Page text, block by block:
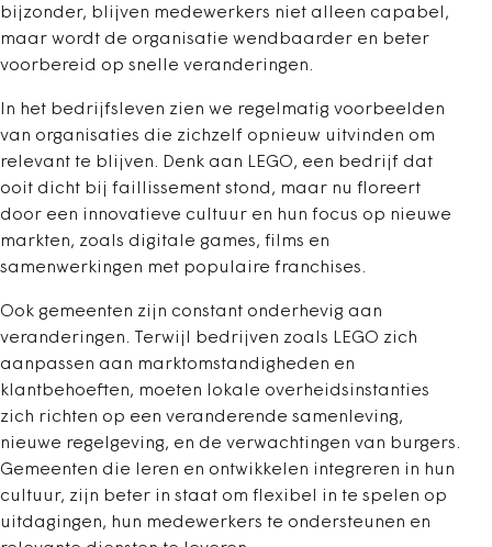
bijzonder, blijven medewerkers niet alleen capabel,
maar wordt de organisatie wendbaarder en beter
voorbereid op snelle veranderingen.
In het bedrijfsleven zien we regelmatig voorbeelden
van organisaties die zichzelf opnieuw uitvinden om
relevant te blijven. Denk aan LEGO, een bedrijf dat
ooit dicht bij faillissement stond, maar nu floreert
door een innovatieve cultuur en hun focus op nieuwe
markten, zoals digitale games, films en
samenwerkingen met populaire franchises.
Ook gemeenten zijn constant onderhevig aan
veranderingen. Terwijl bedrijven zoals LEGO zich
aanpassen aan marktomstandigheden en
klantbehoeften, moeten lokale overheidsinstanties
zich richten op een veranderende samenleving,
nieuwe regelgeving, en de verwachtingen van burgers.
Gemeenten die leren en ontwikkelen integreren in hun
cultuur, zijn beter in staat om flexibel in te spelen op
uitdagingen, hun medewerkers te ondersteunen en